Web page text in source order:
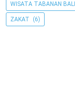
WISATA TABANAN BALI
ZAKAT (6)